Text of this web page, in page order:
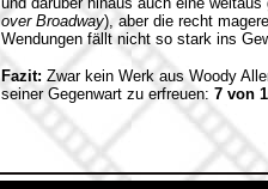
over Broadway), aber die recht
Wendungen fällt nicht so stark ins
Fazit: Zwar kein Werk aus Woody
seiner Gegenwart zu erfreuen: 7 von